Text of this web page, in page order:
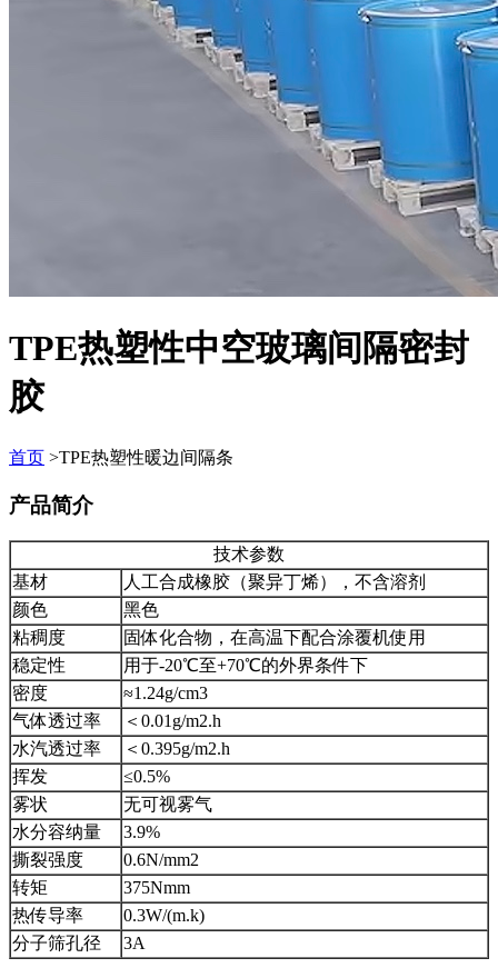
TPE热塑性中空玻璃间隔密封
胶
首页 >TPE热塑性暖边间隔条
产品简介
技术参数
基材
人工合成橡胶（聚异丁烯），不含溶剂
颜色
黑色
粘稠度
固体化合物，在高温下配合涂覆机使用
稳定性
用于-20℃至+70℃的外界条件下
密度
≈1.24g/cm3
气体透过率
＜0.01g/m2.h
水汽透过率
＜0.395g/m2.h
挥发
≤0.5%
雾状
无可视雾气
水分容纳量
3.9%
撕裂强度
0.6N/mm2
转矩
375Nmm
热传导率
0.3W/(m.k)
分子筛孔径
3A